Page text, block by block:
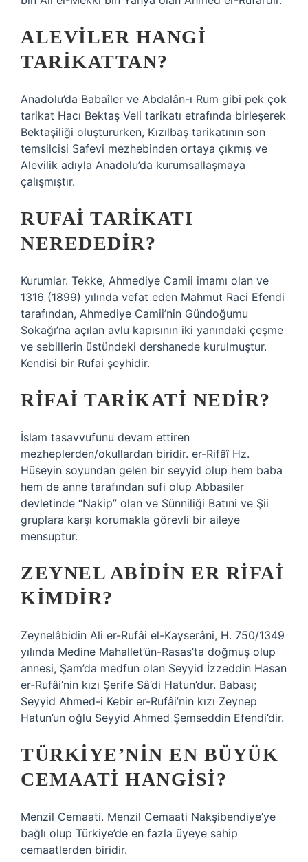
ALEVILER HANGI
TARIKATTAN?
Anadolu’da Babaîler ve Abdalân-ı Rum gibi pek çok
tarikat Hacı Bektaş Veli tarikatı etrafında birleşerek
Bektaşiliği oluştururken, Kızılbaş tarikatının son
temsilcisi Safevi mezhebinden ortaya çıkmış ve
Alevilik adıyla Anadolu’da kurumsallaşmaya
çalışmıştır.
RUFAI TARIKATI
NEREDEDIR?
Kurumlar. Tekke, Ahmediye Camii imamı olan ve
1316 (1899) yılında vefat eden Mahmut Raci Efendi
tarafından, Ahmediye Camii’nin Gündoğumu
Sokağı’na açılan avlu kapısının iki yanındaki çeşme
ve sebillerin üstündeki dershanede kurulmuştur.
Kendisi bir Rufai şeyhidir.
RIFAI TARIKATI NEDIR?
İslam tasavvufunu devam ettiren
mezheplerden/okullardan biridir. er-Rifâî Hz.
Hüseyin soyundan gelen bir seyyid olup hem baba
hem de anne tarafından sufi olup Abbasiler
devletinde “Nakip” olan ve Sünniliği Batıni ve Şii
gruplara karşı korumakla görevli bir aileye
mensuptur.
ZEYNEL ABIDIN ER RIFAI
KIMDIR?
Zeynelâbidin Ali er-Rufâi el-Kayserâni, H. 750/1349
yılında Medine Mahallet’ün-Rasas’ta doğmuş olup
annesi, Şam’da medfun olan Seyyid İzzeddin Hasan
er-Rufâi’nin kızı Şerife Sâ’di Hatun’dur. Babası;
Seyyid Ahmed-i Kebir er-Rufâi’nin kızı Zeynep
Hatun’un oğlu Seyyid Ahmed Şemseddin Efendi’dir.
TÜRKIYE’NIN EN BÜYÜK
CEMAATI HANGISI?
Menzil Cemaati. Menzil Cemaati Nakşibendiye’ye
bağlı olup Türkiye’de en fazla üyeye sahip
cemaatlerden biridir.